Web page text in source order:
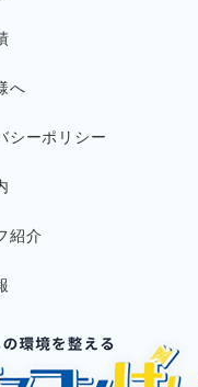
へ
シーポリシー
紹介